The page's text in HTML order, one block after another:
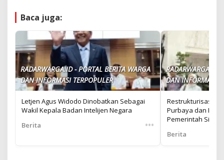
Baca juga:
RADARWARGA.ID - PORTAL BERITA WARGA
DAN INFORMASI TERPOPULER
Letjen Agus Widodo Dinobatkan Sebagai
Wakil Kepala Badan Intelijen Negara
Berita
•••
RADARWARGA.ID
DAN INFORMASI
Restrukturisasi
Purbaya dan
Pemerintah Siap
Berita